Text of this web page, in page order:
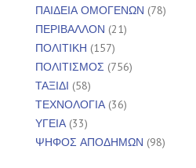
ΠΑΙΔΕΙΑ ΟΜΟΓΕΝΩΝ (78)
ΠΕΡΙΒΑΛΛΟΝ (21)
ΠΟΛΙΤΙΚΗ (157)
ΠΟΛΙΤΙΣΜΟΣ (756)
ΤΑΞΙΔΙ (58)
ΤΕΧΝΟΛΟΓΙΑ(36)
ΥΓΕΙΑ(33)
ΨΗΦΟΣ ΑΠΟΔΗΜΩΝ (98)